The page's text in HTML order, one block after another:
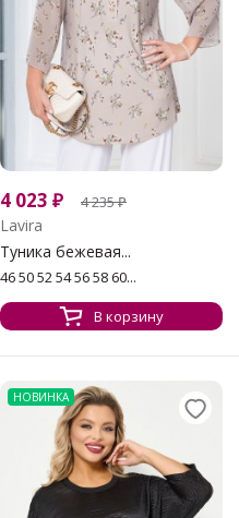
4 023 ₽ 4 235₽
Lavira
Туника бежевая...
46 50 52 54 56 58 60...
В корзину
НОВИНКА